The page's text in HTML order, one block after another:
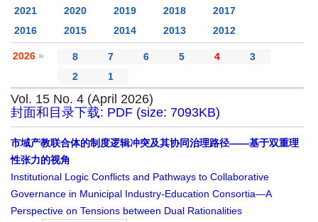
2021
2020 2019 2018
2017
2016
2015 2014 2013 2012
2026 » 8 7 6 5 4
3
2
1
Vol. 15 No. 4 (April 2026)
封面和目录下载: PDF (size: 7093KB)
市域产教联合体的制度逻辑冲突及其协同治理路径——基于双重理
性张力的视角
Institutional Logic Conflicts and Pathways to Collaborative
Governance in Municipal Industry-Education Consortia—A
Perspective on Tensions between Dual Rationalities